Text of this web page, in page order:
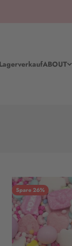
ABOUT
Spare 26%